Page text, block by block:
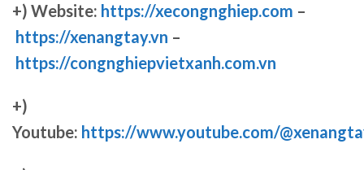
+) Website: https://xecongnghiep.com –
https://xenangtay.vn –
https://congnghiepvietxanh.com.vn
+)
Youtube: https://www.youtube.com/